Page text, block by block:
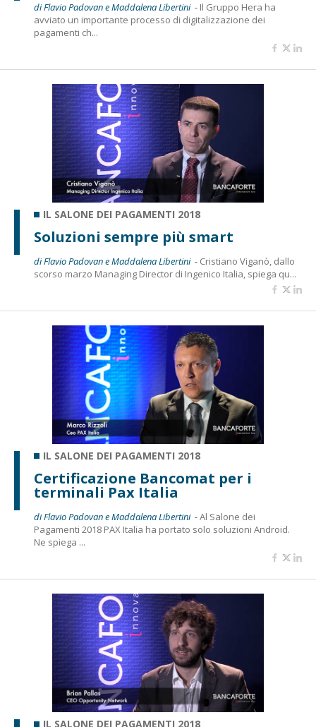
di Flavio Padovan e Maddalena Libertini - Il Gruppo Hera ha
avviato un importante processo di digitalizzazione dei
pagamenti ch...
IL SALONE DEI PAGAMENTI 2018
Soluzioni sempre più smart
di Flavio Padovan e Maddalena Libertini - Cristiano Viganò, dallo
scorso marzo Managing Director di Ingenico Italia, spiega qu...
IL SALONE DEI PAGAMENTI 2018
Certificazione Bancomat per i
terminali Pax Italia
di Flavio Padovan e Maddalena Libertini -Al Salone dei
Pagamenti 2018 PAX Italia ha portato solo soluzioni Android.
Ne spiega ...
IL SALONE DEI PAGAMENTI 2018